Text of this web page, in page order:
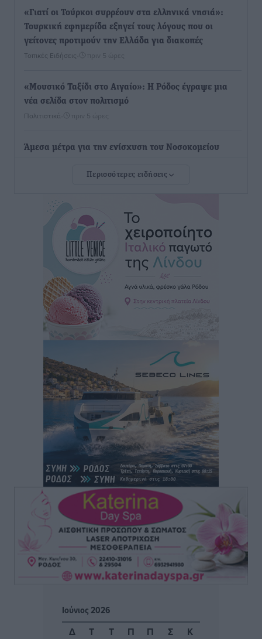
«Γιατί οι Τούρκοι συρρέουν στα ελληνικά νησιά»:
Τουρκική εφημερίδα εξηγεί τους λόγους που οι
γείτονες προτιμούν την Ελλάδα για διακοπές
Τοπικές Ειδήσεις πριν 5 ώρες
«Μουσικό Ταξίδι στο Αιγαίο»: Η Ρόδος έγραψε μια
νέα σελίδα στον πολιτισμό
Πολιτιστικά πριν 5 ώρες
Άμεσα μέτρα για την ενίσχυση του Νοσοκομείου
ανακοίνωσε ο Άδωνις Γεωργιάδης
Iατρικός Σύλλογος Ροδου προς Α. Γεωργιάδη:
Στρατηγικές Προτάσεις για την Ενίσχυση της
Δημόσιας Υγείας στη Νησιωτική Ελλάδα και στα
Νοσοκομεία της Γ΄ Ζώνης
Τοπικές Ειδήσεις πριν 6 ώρες
Πάνθηρες: Ξεκίνησαν αισιόδοξοι για την παρθενική
“πτήση” τους
Αθλητικά πριν 6 ώρες
Άρης Αρχαγγέλου: Στο πλευρό του άτυχου Ιάκωβου
Θωμά
Αθλητικά• πριν 6 ώρες
Φοίβος: Η μεγάλη επιστροφή του Μπρένο Σαλβατιέρα
πριν 6 ώρες
Κλεάνθης: Έτοιμες οι κάρτες διαρκείας της νέας
σεζόν
Αθλητικά πριν 6 ώρες
Ατρόμητος Διμυλιάς: Ο Μαργαρίτης και μία
αδιαπραγμάτευτη φιλοσοφία
Αθλητικά• πριν 6 ώρες
Παπαεμμανουήλ
πριν 8 ώρες
Περισσότερες ειδήσεις
Ιούνιος 2026
Δ
Τ Τ Π Π Σ Κ